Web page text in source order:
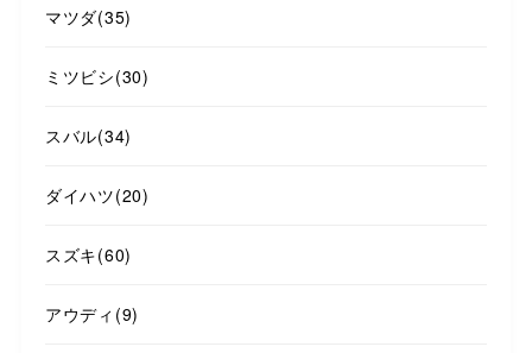
マツダ(35)
ミツビシ(30)
スバル(34)
ダイハツ(20)
スズキ(60)
アウディ (9)